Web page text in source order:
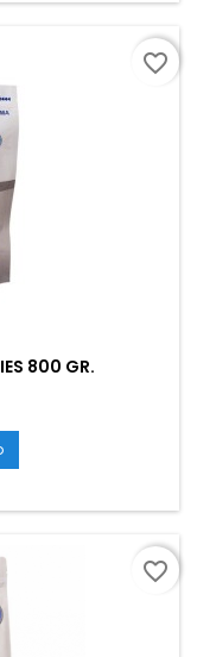
800 GR.
favorite_border
favorite_border